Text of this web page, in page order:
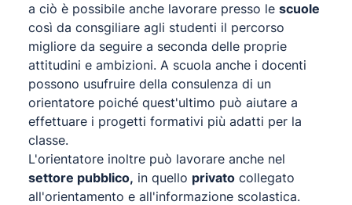
a ciò è possibile anche lavorare presso le scuole
così da consgiliare agli studenti il percorso
migliore da seguire a seconda delle proprie
attitudini e ambizioni. A scuola anche i docenti
possono usufruire della consulenza di un
orientatore poiché quest'ultimo può aiutare a
effettuare i progetti formativi più adatti per la
classe.
L'orientatore inoltre può lavorare anche nel
settore pubblico, in quello privato collegato
all'orientamento e all'informazione scolastica.